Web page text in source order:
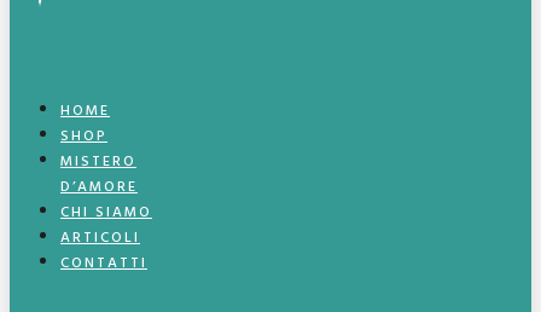
HOME
SHOP
MISTERO
D’AMORE
CHI SIAMO
ARTICOLI
CONTATTI